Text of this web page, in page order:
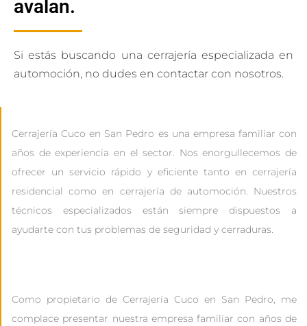
avalan.
Si estás buscando una cerrajería especializada en
automoción, no dudes en contactar con nosotros.
Cerrajería Cuco en San Pedro es una empresa familiar con
años de experiencia en el sector. Nos enorgullecemos de
ofrecer un servicio rápido y eficiente tanto en cerrajería
residencial como en cerrajería de automoción. Nuestros
técnicos especializados están siempre dispuestos a
ayudarte con tus problemas de seguridad y cerraduras.
Como propietario de Cerrajería Cuco en San Pedro, me
complace presentar nuestra empresa familiar con años de